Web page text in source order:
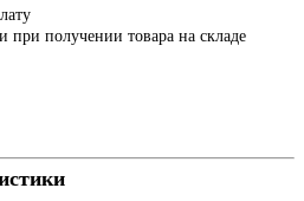
при получении товара на складе